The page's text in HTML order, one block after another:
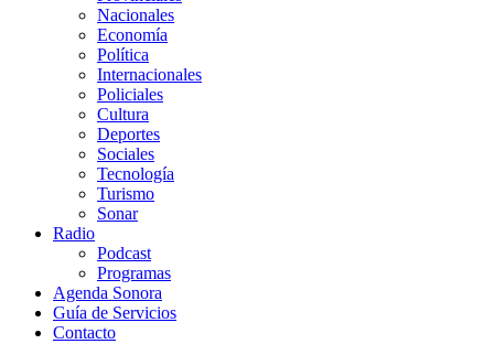
Nacionales
Economía
Política
Internacionales
Policiales
Cultura
Deportes
Sociales
Tecnología
Turismo
Sonar
Radio
Podcast
Programas
Agenda Sonora
Guía de Servicios
Contacto